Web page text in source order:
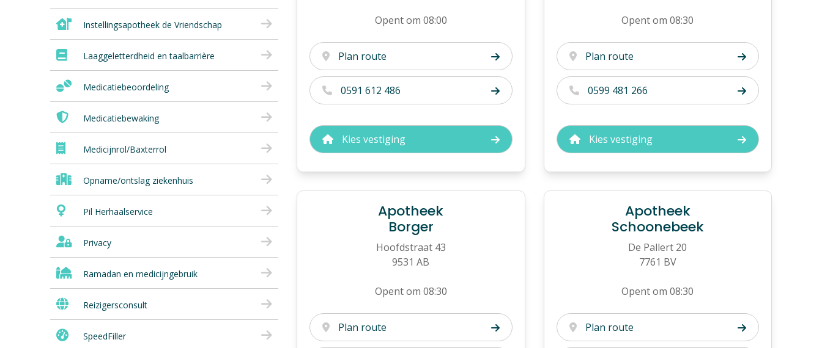
Instellingsapotheek de Vriendschap
Laaggeletterdheid en taalbarrière
Medicatiebeoordeling
Medicatiebewaking
Medicijnrol/Baxterrol
Opname/ontslag ziekenhuis
Pil Herhaalservice
Privacy
Ramadan en medicijngebruik
Reizigersconsult
SpeedFiller
Opent om 08:00
Plan route
0591 612 486
Kies vestiging
Opent om 08:30
Plan route
0599 481 266
Kies vestiging
Apotheek
Borger
Hoofdstraat 43
9531 AB
Opent om 08:30
Plan route
Apotheek
Schoonebeek
De Pallert 20
7761 BV
Opent om 08:30
Plan route